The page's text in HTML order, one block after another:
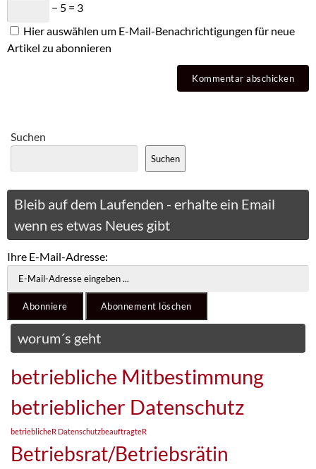
− 5 = 3
Hier auswählen um E-Mail-Benachrichtigungen für neue
Artikel zu abonnieren
Suchen
Suchen
Bleib auf dem Laufenden - erhalte ein Email
wenn es etwas Neues gibt
Ihre E-Mail-Adresse:
worum´s geht
betriebliche Mitbestimmung
betrieblicher Datenschutz
betrieblicheR DatenschutzbeauftragteR
Betriebsrat/Betriebsrätin